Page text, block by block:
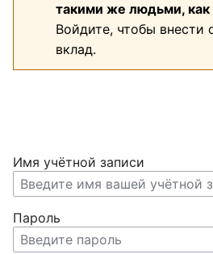
такими же людьми, как
Войдите, чтобы внести
вклад.
Имя учётной записи
Пароль